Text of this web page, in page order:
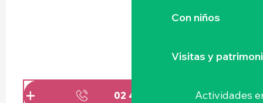
Con niños
Visitas y
Actividades
02 40 03 79